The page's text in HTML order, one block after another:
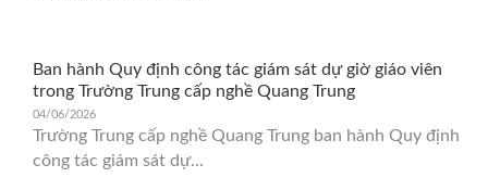
Ban hành Quy định công tác giám sát dự giờ giáo viên
trong Trường Trung cấp nghề Quang Trung
04/06/2026
Trường Trung cấp nghề Quang Trung ban hành Quy định
công tác giám sát dự...